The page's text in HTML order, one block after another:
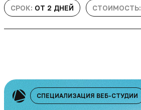
СРОК: ОТ 2 ДНЕЙ СТОИМОСТЬ:
СПЕЦИАЛИЗАЦИЯ ВЕБ-СТУДИИ